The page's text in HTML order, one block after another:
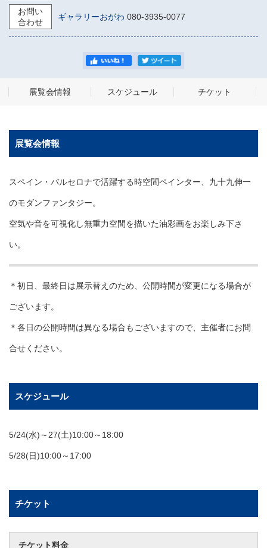
お問い
合わせ
ギャラリーおがわ 080-3935-0077
展覧会情報 スケジュール チケット
展覧会情報
スペイン・バルセロナで活躍する時空間ペインター、九十九伸一
のモダンファンタジー。
空気や音を可視化し無重力空間を描いた油彩画をお楽しみ下さ
い。
＊初日、最終日は展示替えのため、公開時間が変更になる場合が
ございます。
＊各日の公開時間は異なる場合もございますので、主催者にお問
合せください。
スケジュール
5/24(水)～27(土)10:00～18:00
5/28(日)10:00～17:00
チケット
チケット料金